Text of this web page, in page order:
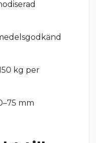
kg per
mm